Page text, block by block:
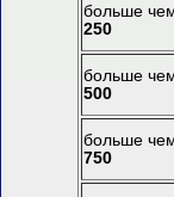
больше
250
больше
500
больше
750